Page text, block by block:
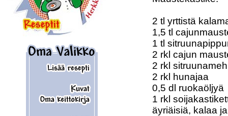
2 tl yrttistä
1,5 tl
1 tl
2 rkl cajun
2 rkl
2 rkl hunajaa
0,5 dl ruokaöljyä
1 rkl
äyriäisiä, kalaa